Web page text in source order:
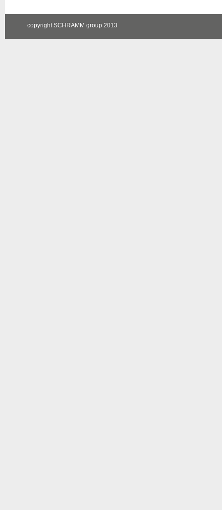
copyright SCHRAMM group 2013